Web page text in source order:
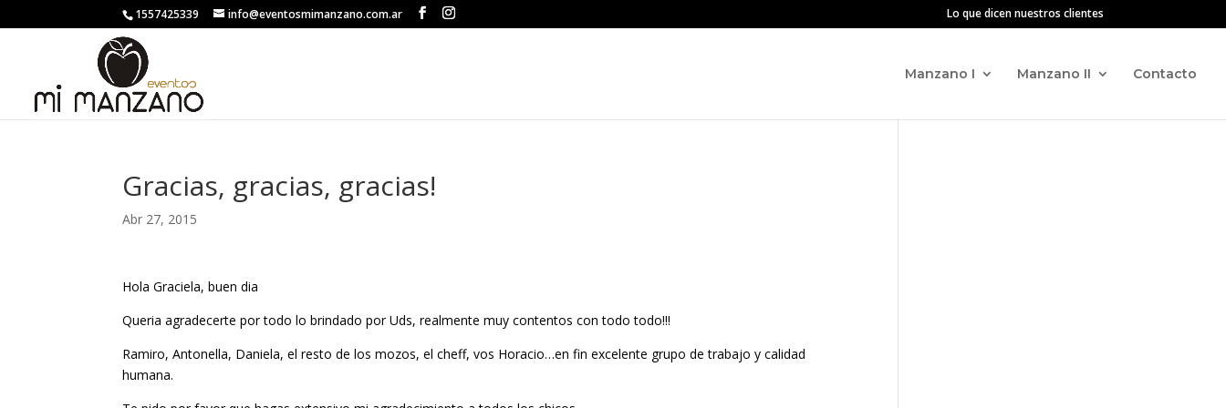
1557425339 info@eventosmimanzano.com.ar Lo que dicen nuestros clientes
Manzano I Manzano II Contacto
Gracias, gracias, gracias!
Abr 27, 2015
Hola Graciela, buen dia
Queria agradecerte por todo lo brindado por Uds, realmente muy contentos con todo todo!!!
Ramiro, Antonella, Daniela, el resto de los mozos, el cheff, vos Horacio…en fin excelente grupo de trabajo y calidad
humana.